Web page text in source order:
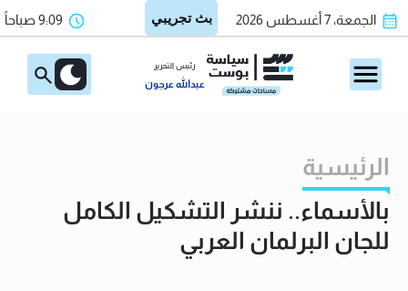
الجمعة، 7 أغسطس 2026 9:09 صباحاً
رئيس التحرير
عبدالله عرجون
الرئيسية
بالأسماء.. ننشر التشكيل الكامل
للجان البرلمان العربي